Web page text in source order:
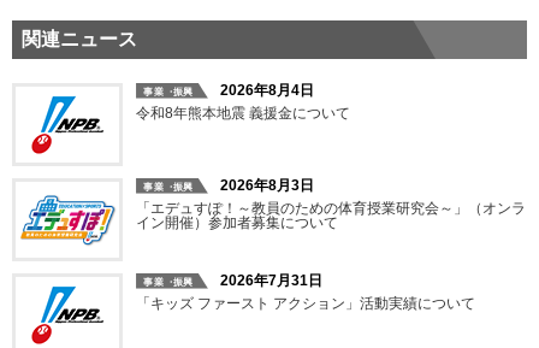
関連ニュース
2026年8月4日
令和8年熊本地震 義援金について
2026年8月3日
「エデュすぽ！～教員のための体育授業研究会～」（オンラ
イン開催）参加者募集について
2026年7月31日
「キッズ ファースト アクション」活動実績について